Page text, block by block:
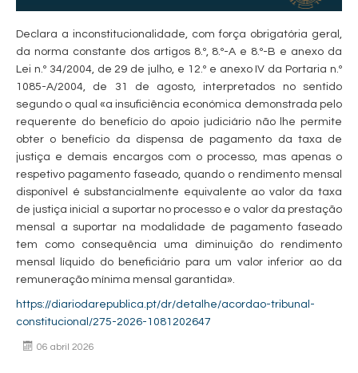
Declara a inconstitucionalidade, com força obrigatória geral,
da norma constante dos artigos 8.º, 8.º-A e 8.º-B e anexo da
Lei n.º 34/2004, de 29 de julho, e 12.º e anexo IV da Portaria n.º
1085-A/2004, de 31 de agosto, interpretados no sentido
segundo o qual «a insuficiência económica demonstrada pelo
requerente do benefício do apoio judiciário não lhe permite
obter o benefício da dispensa de pagamento da taxa de
justiça e demais encargos com o processo, mas apenas o
respetivo pagamento faseado, quando o rendimento mensal
disponível é substancialmente equivalente ao valor da taxa
de justiça inicial a suportar no processo e o valor da prestação
mensal a suportar na modalidade de pagamento faseado
tem como consequência uma diminuição do rendimento
mensal líquido do beneficiário para um valor inferior ao da
remuneração mínima mensal garantida».
https://diariodarepublica.pt/dr/detalhe/acordao-tribunal-
constitucional/275-2026-1081202647
06 abril 2026